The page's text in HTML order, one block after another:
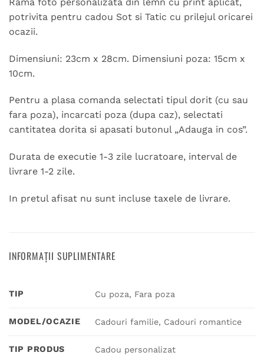
potrivita pentru cadou Sot si Tatic cu prilejul oricarei
ocazii.
Dimensiuni: 23cm x 28cm. Dimensiuni poza: 15cm x
10cm.
Pentru a plasa comanda selectati tipul dorit (cu sau
fara poza), incarcati poza (dupa caz), selectati
cantitatea dorita si apasati butonul „Adauga in cos”.
Durata de executie 1-3 zile lucratoare, interval de
livrare 1-2 zile.
In pretul afisat nu sunt incluse taxele de livrare.
INFORMAȚII SUPLIMENTARE
TIP Cu poza, Fara poza
MODEL/OCAZIE Cadouri familie, Cadouri romantice
TIP PRODUS Cadou personalizat